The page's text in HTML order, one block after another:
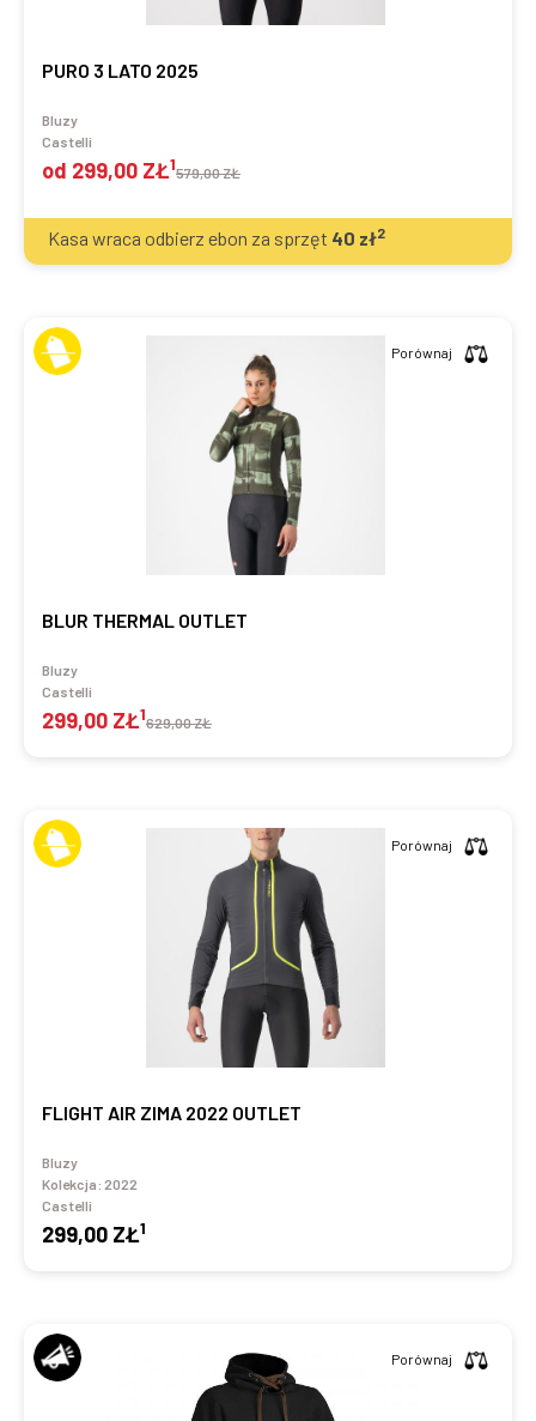
PURO 3 LATO 2025
Bluzy
Castelli
od 299,00 ZŁ1579,00 ZŁ
Kasa wraca odbierz ebon za sprzęt 40 zł2
BLUR THERMAL OUTLET
Bluzy
Castelli
299,00 ZŁ1629,00 ZŁ
Porównaj
FLIGHT AIR ZIMA 2022 OUTLET
Bluzy
Kolekcja: 2022
Castelli
299,00 ZŁ1
Porównaj
Porównaj